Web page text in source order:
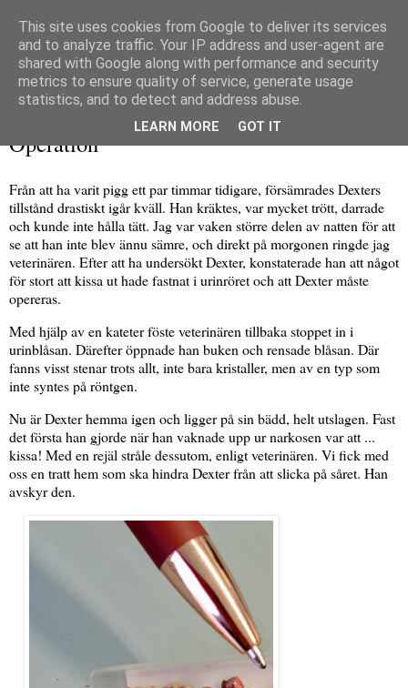
Operation
Från att ha varit pigg ett par timmar tidigare, försämrades Dexters
tillstånd drastiskt igår kväll. Han kräktes, var mycket trött, darrade
och kunde inte hålla tätt. Jag var vaken större delen av natten för att
se att han inte blev ännu sämre, och direkt på morgonen ringde jag
veterinären. Efter att ha undersökt Dexter, konstaterade han att något
för stort att kissa ut hade fastnat i urinröret och att Dexter måste
opereras.
Med hjälp av en kateter föste veterinären tillbaka stoppet in i
urinblåsan. Därefter öppnade han buken och rensade blåsan. Där
fanns visst stenar trots allt, inte bara kristaller, men av en typ som
inte syntes på röntgen.
Nu är Dexter hemma igen och ligger på sin bädd, helt utslagen. Fast
det första han gjorde när han vaknade upp ur narkosen var att ...
kissa! Med en rejäl stråle dessutom, enligt veterinären. Vi fick med
oss en tratt hem som ska hindra Dexter från att slicka på såret. Han
avskyr den.
This site uses cookies from Google to deliver its services
and to analyze traffic. Your IP address and user-agent are
shared with Google along with performance and security
metrics to ensure quality of service, generate usage
statistics, and to detect and address abuse.
LEARN MORE GOT IT